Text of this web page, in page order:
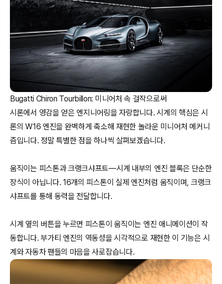
Bugatti Chiron Tourbillon: 미니어처 속 걸작으로써
시론에서 영감을 얻은 엔지니어링을 자랑합니다. 시계의 핵심은 시
론의 W16 엔진을 완벽하게 축소해 재현한 놀라운 미니어처 메커니
즘입니다. 정말 특별한 점을 하나씩 살펴보겠습니다.
움직이는 피스톤과 크랭크샤프트—시계 내부의 엔진 블록은 단순한
장식이 아닙니다. 16개의 피스톤이 실제 엔진처럼 움직이며, 크랭크
샤프트를 통해 동력을 전달합니다.
시계 옆의 버튼을 누르면 피스톤이 움직이는 엔진 애니메이션이 작
동합니다. 부가티 엔진의 역동성을 시각적으로 재현한 이 기능은 시
계와 자동차 팬들의 마음을 사로잡습니다.